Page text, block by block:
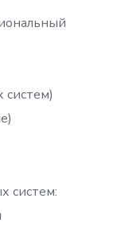
систем)
систем: